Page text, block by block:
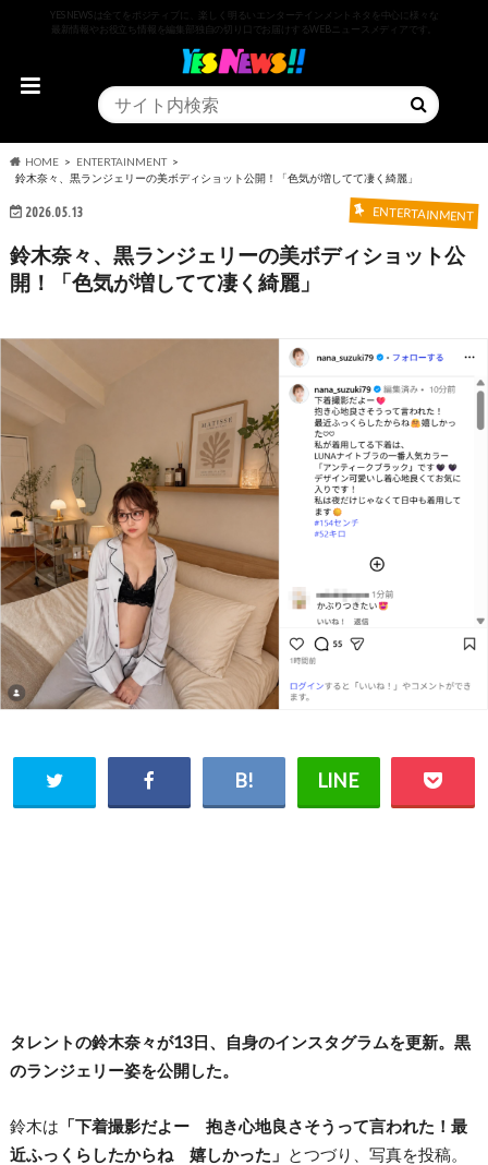
YESNEWSは全てをポジティブに、楽しく明るいエンターテインメントネタを中心に様々な
最新情報やお役立ち情報を編集部独自の切り口でお届けするWEBニュースメディアです。
HOME
ENTERTAINMENT
鈴木奈々、黒ランジェリーの美ボディショット公開！「色気が増してて凄く綺麗」
2026.05.13 ENTERTAINMENT
鈴木奈々、黒ランジェリーの美ボディショット公
開！「色気が増してて凄く綺麗」
タレントの鈴木奈々が13日、自身のインスタグラムを更新。黒
のランジェリー姿を公開した。
鈴木は 「下着撮影だよー 抱き心地良さそうって言われた！最
近ふっくらしたからね 嬉しかった」 とつづり、写真を投稿。